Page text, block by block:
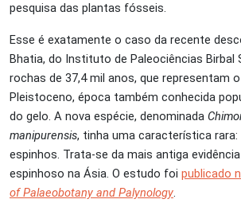
pesquisa das plantas fósseis.
Esse é exatamente o caso da recente
Bhatia, do Instituto de Paleociências Birbal
rochas de 37,4 mil anos, que representam
Pleistoceno, época também conhecida
do gelo. A nova espécie, denominada
manipurensis, tinha uma característica rara:
espinhos. Trata-se da mais antiga
espinhoso na Ásia. O estudo foi publicado
of Palaeobotany and Palynology.